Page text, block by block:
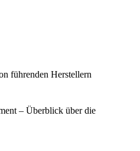
führenden Herstellern
– Überblick über die